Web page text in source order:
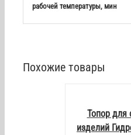
рабочей температуры, мин
Похожие товары
Топор для
изделий